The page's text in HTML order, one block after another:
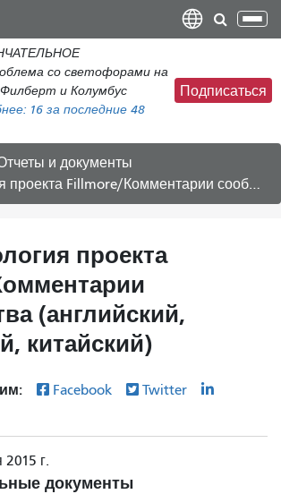
содержанию
со светофорами на
и Колумбус
16 за последние 48
Подписаться
и документы
Комментарии сообщества (английский, испанский, китайский)
проекта
(английский,
китайский)
Facebook
Twitter
г.
документы